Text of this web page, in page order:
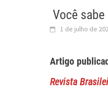
Você
1 de julho de
Artigo
Revista